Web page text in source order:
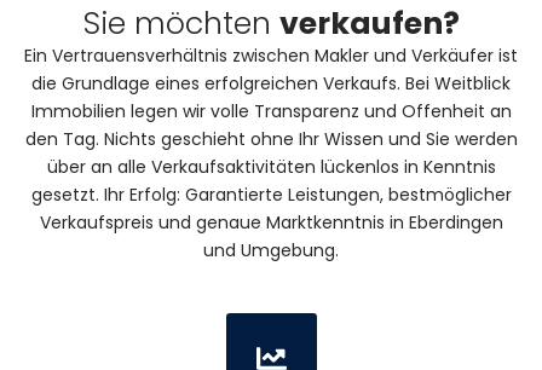
Sie möchten verkaufen?
Ein Vertrauensverhältnis zwischen Makler und Verkäufer ist
die Grundlage eines erfolgreichen Verkaufs. Bei Weitblick
Immobilien legen wir volle Transparenz und Offenheit an
den Tag. Nichts geschieht ohne Ihr Wissen und Sie werden
über an alle Verkaufsaktivitäten lückenlos in Kenntnis
gesetzt. Ihr Erfolg: Garantierte Leistungen, bestmöglicher
Verkaufspreis und genaue Marktkenntnis in Eberdingen
und Umgebung.